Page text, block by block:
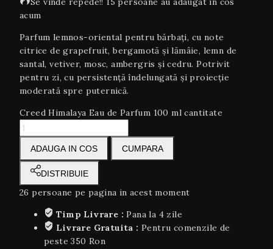
acum
Parfum lemnos-oriental pentru bărbați, cu note
citrice de grapefruit, bergamotă și lămâie, lemn de
santal, vetiver, mosc, ambergris și cedru. Potrivit
pentru zi, cu persistență îndelungată și proiecție
moderată spre puternică.
Creed Himalaya Eau de Parfum 100 ml cantitate
ADAUGA IN COS CUMPARA
DISTRIBUIE
26 persoane pe pagina in acest moment
Timp Livrare :Pana la 4 zile
Livrare Gratuita :Pentru comenzile de
peste 350 Ron